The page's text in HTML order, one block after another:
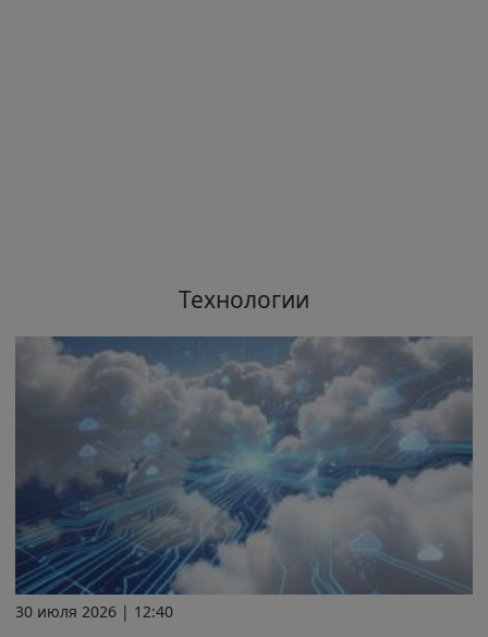
Технологии
30 июля 2026 | 12:40